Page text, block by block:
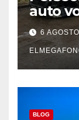
auto
Solano
6
BLOG